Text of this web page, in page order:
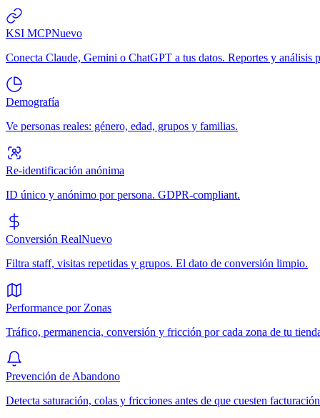
KSI MCPNuevo
Conecta Claude, Gemini o ChatGPT a tus datos. Reportes y análisis
Demografía
Ve personas reales: género, edad, grupos y familias.
Re-identificación anónima
ID único y anónimo por persona. GDPR-compliant.
Conversión RealNuevo
Filtra staff, visitas repetidas y grupos. El dato de conversión limpio.
Performance por Zonas
Tráfico, permanencia, conversión y fricción por cada zona de tu
Prevención de Abandono
Detecta saturación, colas y fricciones antes de que cuesten